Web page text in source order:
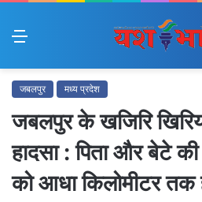
Menu
जबलपुर मध्य प्रदेश
जबलपुर के खजिरि
हादसा : पिता और बेटे की
को आधा किलोमीटर तक